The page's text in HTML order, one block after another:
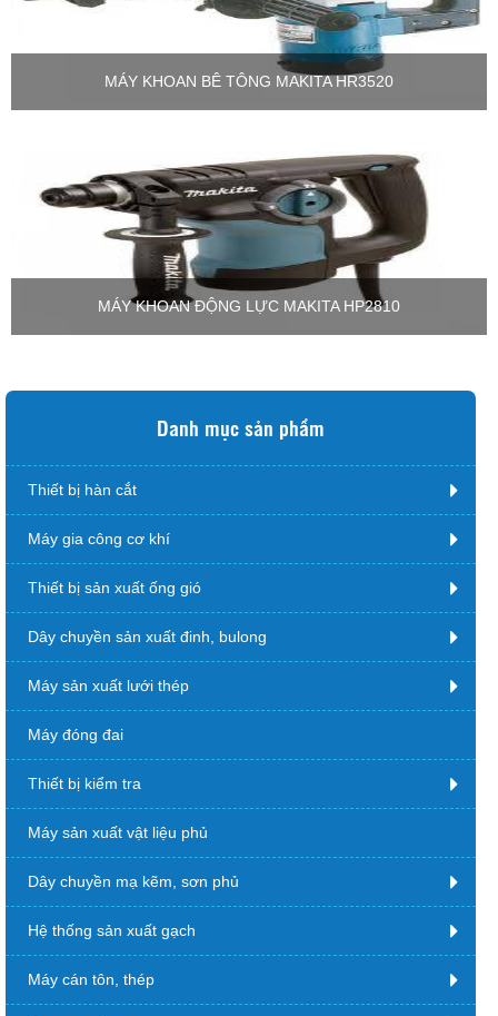
MÁY KHOAN BÊ TÔNG MAKITA HR3520
MÁY KHOAN ĐỘNG LỰC MAKITA HP2810
Danh mục sản phẩm
Thiết bị hàn cắt
Máy gia công cơ khí
Thiết bị sản xuất ống gió
Dây chuyền sản xuất đinh, bulong
Máy sản xuất lưới thép
Máy đóng đai
Thiết bị kiểm tra
Máy sản xuất vật liệu phủ
Dây chuyền mạ kẽm, sơn phủ
Hệ thống sản xuất gạch
Máy cán tôn, thép